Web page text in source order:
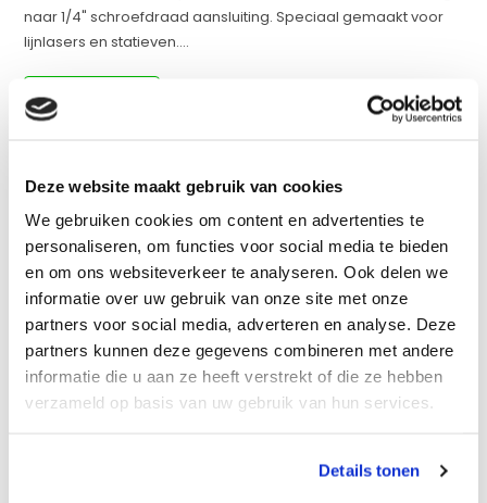
Deze website maakt gebruik van cookies
We gebruiken cookies om content en advertenties te
personaliseren, om functies voor social media te bieden
en om ons websiteverkeer te analyseren. Ook delen we
informatie over uw gebruik van onze site met onze
partners voor social media, adverteren en analyse. Deze
partners kunnen deze gegevens combineren met andere
informatie die u aan ze heeft verstrekt of die ze hebben
verzameld op basis van uw gebruik van hun services.
Details tonen
naar 1/4" schroefdraad aansluiting. Speciaal gemaakt voor
lijnlasers en statieven....
Op voorraad
Productomschrijving
Specificaties